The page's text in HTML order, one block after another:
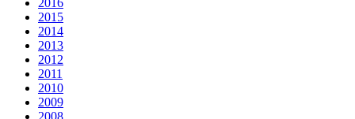
2016
2015
2014
2013
2012
2011
2010
2009
2008